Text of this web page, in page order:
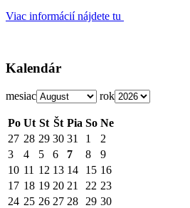
Viac informácií nájdete tu
Kalendár
mesiac rok
Po Ut St Št Pia So Ne
27 28 29 30 31 1
2
3
4 5 6 7 8
9
10 11 12 13 14 15 16
17 18 19 20 21 22 23
24 25 26 27 28 29 30